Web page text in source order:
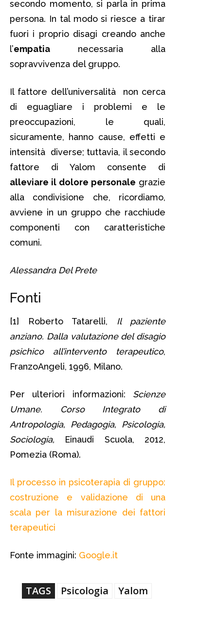
secondo momento, si parla in prima
persona. In tal modo si riesce a tirar
fuori i proprio disagi creando anche
l’empatia necessaria alla
sopravvivenza del gruppo.
Il fattore dell’universalità non cerca
di eguagliare i problemi e le
preoccupazioni, le quali,
sicuramente, hanno cause, effetti e
intensità diverse; tuttavia, il secondo
fattore di Yalom consente di
alleviare il dolore personale grazie
alla condivisione che, ricordiamo,
avviene in un gruppo che racchiude
componenti con caratteristiche
comuni.
Alessandra Del Prete
Fonti
[1] Roberto Tatarelli, Il paziente
anziano. Dalla valutazione del disagio
psichico all’intervento terapeutico,
FranzoAngeli, 1996, Milano.
Per ulteriori informazioni: Scienze
Umane. Corso Integrato di
Antropologia, Pedagogia, Psicologia,
Sociologia, Einaudi Scuola, 2012,
Pomezia (Roma).
Il processo in psicoterapia di gruppo:
costruzione e validazione di una
scala per la misurazione dei fattori
terapeutici
Fonte immagini: Google.it
TAGS Psicologia Yalom